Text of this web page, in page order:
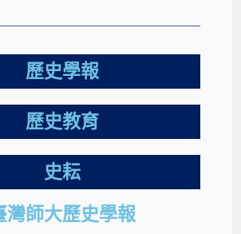
歷史學報
歷史教育
史耘
灣師大歷史學報